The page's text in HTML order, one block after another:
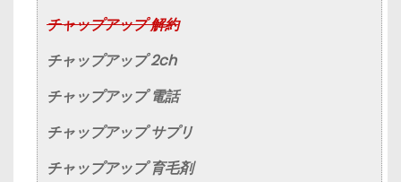
チャップアップ 解約
チャップアップ 2ch
チャップアップ 電話
チャップアップ サプリ
チャップアップ 育毛剤